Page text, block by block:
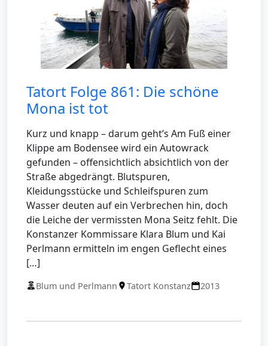
Tatort Folge 861: Die schöne
Mona ist tot
Kurz und knapp – darum geht’s Am Fuß einer
Klippe am Bodensee wird ein Autowrack
gefunden – offensichtlich absichtlich von der
Straße abgedrängt. Blutspuren,
Kleidungsstücke und Schleifspuren zum
Wasser deuten auf ein Verbrechen hin, doch
die Leiche der vermissten Mona Seitz fehlt. Die
Konstanzer Kommissare Klara Blum und Kai
Perlmann ermitteln im engen Geflecht eines
[…]
Blum und Perlmann Tatort Konstanz 2013